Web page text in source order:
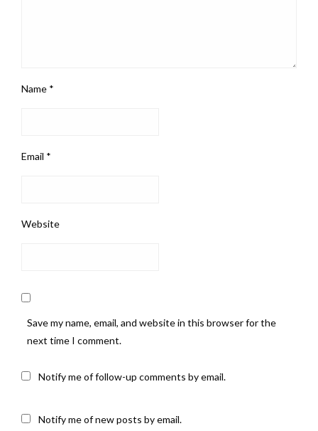
Name *
Email *
Website
Save my name, email, and website in this browser for the
next time I comment.
Notify me of follow-up comments by email.
Notify me of new posts by email.